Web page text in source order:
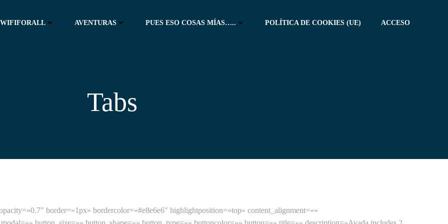
WIFIFORALL AVENTURAS PUES ESO COSAS MÍAS….. POLÍTICA DE COOKIES (UE) ACCESO
Tabs
border=»1px» bordercolor=»#e8e6e6″ highlightposition=»top» content_alignment=»»